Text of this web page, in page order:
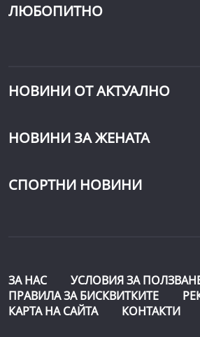
ЛЮБОПИТНО
НОВИНИ ОТ АКТУАЛНО
НОВИНИ ЗА ЖЕНАТА
СПОРТНИ НОВИНИ
ЗА НАС
УСЛОВИЯ ЗА
ПРАВИЛА ЗА БИСКВИТКИТЕ
КАРТА НА САЙТА
КОНТАКТИ